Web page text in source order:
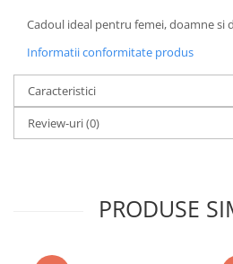
Cadoul ideal pentru femei, doamne si
Informatii conformitate produs
Caracteristici
Review-uri(0)
PRODUSE